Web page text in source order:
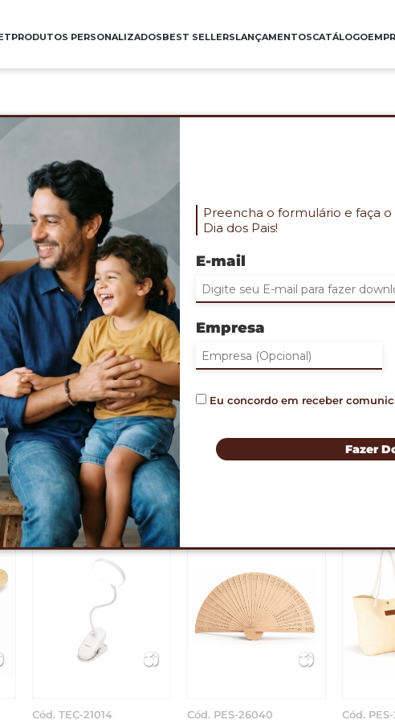
Preencha o formulário e faça
Dia dos Pais!
E-mail
Empresa
Eu concordo em receber
Fazer
PRODUTOS PERSONALIZADOSBEST SELLERSLANÇAMENTOSCATÁLOGO
Bolsa confeccionada em couro sintético
Capacidade máxima de 20 litros
Apresenta compartimento interno revestido em
Possui dois compartimentos externos em
alças
Tamanho: 35 x 27 cm
Gravação: Na bolsa
QUANTIDADE MINIMA: 30
INDIQUE ABAIXO DE 1 A 3 QUANTIDADES QUE
(Clicando no sinal de + voce insere novos campos
ORÇAMENTO
RELACIONADOS
Cód. PES-26040 Cód. PES-26039 Cód.